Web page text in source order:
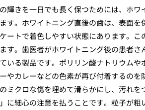
輝きを一日でも長く保つためには、ホワ
す。ホワイトニング直後の歯は、表面を
ートで着色しやすい状態にあります。こ
す。歯医者がホワイトニング後の患者さ
いる製品です。ポリリン酸ナトリウムや
やカレーなどの色素が再び付着するのを
ミクロな傷を埋めて滑らかにし、汚れを
細心の注意を払うことです。粒子が粗